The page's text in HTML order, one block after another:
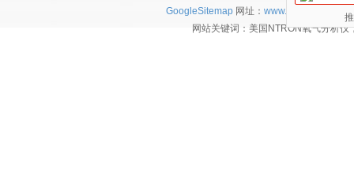
GoogleSitemap 网址： www.eautec.cn
技术
网站关键词：美国NTRON氧气分析